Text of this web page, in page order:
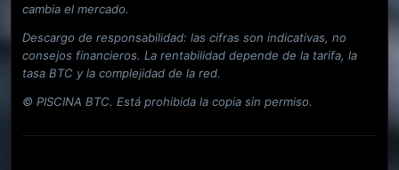
cambia el mercado.
Descargo de responsabilidad: las cifras son indicativas, no
consejos financieros. La rentabilidad depende de la tarifa, la
tasa BTC y la complejidad de la red.
© PISCINA BTC. Está prohibida la copia sin permiso.